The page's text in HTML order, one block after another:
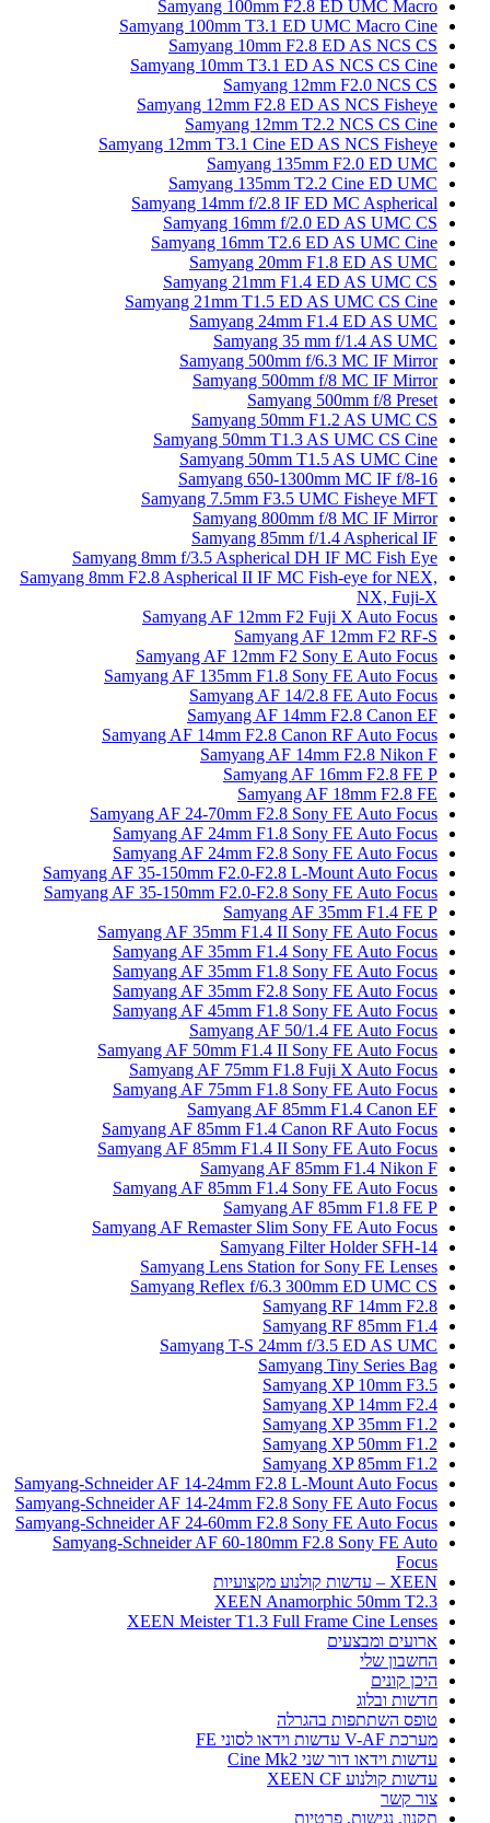
Samyang 100mm F2.8 ED UMC Macro
Samyang 100mm T3.1 ED UMC Macro Cine
Samyang 10mm F2.8 ED AS NCS CS
Samyang 10mm T3.1 ED AS NCS CS Cine
Samyang 12mm F2.0 NCS CS
Samyang 12mm F2.8 ED AS NCS Fisheye
Samyang 12mm T2.2 NCS CS Cine
Samyang 12mm T3.1 Cine ED AS NCS Fisheye
Samyang 135mm F2.0 ED UMC
Samyang 135mm T2.2 Cine ED UMC
Samyang 14mm f/2.8 IF ED MC Aspherical
Samyang 16mm f/2.0 ED AS UMC CS
Samyang 16mm T2.6 ED AS UMC Cine
Samyang 20mm F1.8 ED AS UMC
Samyang 21mm F1.4 ED AS UMC CS
Samyang 21mm T1.5 ED AS UMC CS Cine
Samyang 24mm F1.4 ED AS UMC
Samyang 35 mm f/1.4 AS UMC
Samyang 500mm f/6.3 MC IF Mirror
Samyang 500mm f/8 MC IF Mirror
Samyang 500mm f/8 Preset
Samyang 50mm F1.2 AS UMC CS
Samyang 50mm T1.3 AS UMC CS Cine
Samyang 50mm T1.5 AS UMC Cine
Samyang 650-1300mm MC IF f/8-16
Samyang 7.5mm F3.5 UMC Fisheye MFT
Samyang 800mm f/8 MC IF Mirror
Samyang 85mm f/1.4 Aspherical IF
Samyang 8mm f/3.5 Aspherical DH IF MC Fish Eye
Samyang 8mm F2.8 Aspherical II IF MC Fish-eye for NEX,
NX, Fuji-X
Samyang AF 12mm F2 Fuji X Auto Focus
Samyang AF 12mm F2 RF-S
Samyang AF 12mm F2 Sony E Auto Focus
Samyang AF 135mm F1.8 Sony FE Auto Focus
Samyang AF 14/2.8 FE Auto Focus
Samyang AF 14mm F2.8 Canon EF
Samyang AF 14mm F2.8 Canon RF Auto Focus
Samyang AF 14mm F2.8 Nikon F
Samyang AF 16mm F2.8 FE P
Samyang AF 18mm F2.8 FE
Samyang AF 24-70mm F2.8 Sony FE Auto Focus
Samyang AF 24mm F1.8 Sony FE Auto Focus
Samyang AF 24mm F2.8 Sony FE Auto Focus
Samyang AF 35-150mm F2.0-F2.8 L-Mount Auto Focus
Samyang AF 35-150mm F2.0-F2.8 Sony FE Auto Focus
Samyang AF 35mm F1.4 FE P
Samyang AF 35mm F1.4 II Sony FE Auto Focus
Samyang AF 35mm F1.4 Sony FE Auto Focus
Samyang AF 35mm F1.8 Sony FE Auto Focus
Samyang AF 35mm F2.8 Sony FE Auto Focus
Samyang AF 45mm F1.8 Sony FE Auto Focus
Samyang AF 50/1.4 FE Auto Focus
Samyang AF 50mm F1.4 II Sony FE Auto Focus
Samyang AF 75mm F1.8 Fuji X Auto Focus
Samyang AF 75mm F1.8 Sony FE Auto Focus
Samyang AF 85mm F1.4 Canon EF
Samyang AF 85mm F1.4 Canon RF Auto Focus
Samyang AF 85mm F1.4 II Sony FE Auto Focus
Samyang AF 85mm F1.4 Nikon F
Samyang AF 85mm F1.4 Sony FE Auto Focus
Samyang AF 85mm F1.8 FE P
Samyang AF Remaster Slim Sony FE Auto Focus
Samyang Filter Holder SFH-14
Samyang Lens Station for Sony FE Lenses
Samyang Reflex f/6.3 300mm ED UMC CS
Samyang RF 14mm F2.8
Samyang RF 85mm F1.4
Samyang T-S 24mm f/3.5 ED AS UMC
Samyang Tiny Series Bag
Samyang XP 10mm F3.5
Samyang XP 14mm F2.4
Samyang XP 35mm F1.2
Samyang XP 50mm F1.2
Samyang XP 85mm F1.2
Samyang-Schneider AF 14-24mm F2.8 L-Mount Auto Focus
Samyang-Schneider AF 14-24mm F2.8 Sony FE Auto Focus
Samyang-Schneider AF 24-60mm F2.8 Sony FE Auto Focus
Samyang-Schneider AF 60-180mm F2.8 Sony FE Auto
Focus
XEEN – עדשות קולנוע מקצועיות
XEEN Anamorphic 50mm T2.3
XEEN Meister T1.3 Full Frame Cine Lenses
ארועים ומבצעים
החשבון שלי
היכן קונים
חדשות ובלוג
טופס השתתפות בהגרלה
מערכת V-AF עדשות וידאו לסוני FE
עדשות וידאו דור שני Cine Mk2
עדשות קולנוע XEEN CF
צור קשר
תקנון, נגישות, פרטיות